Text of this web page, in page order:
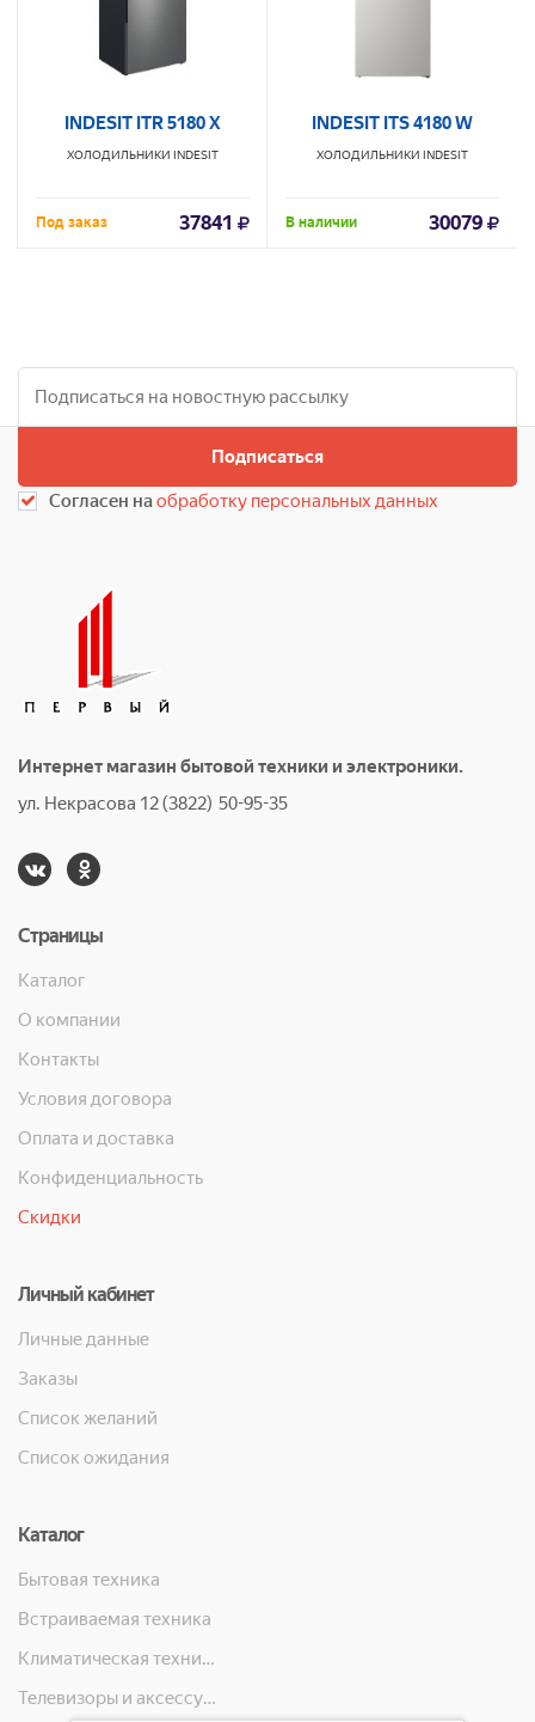
INDESIT ITR 5180 X
ХОЛОДИЛЬНИКИ INDESIT
Под заказ 37841
INDESIT ITS 4180 W
ХОЛОДИЛЬНИКИ INDESIT
В наличии 30079
Подписаться
Согласен наобработку персональных данных
Интернет магазин бытовой техники и электроники.
ул. Некрасова 12 (3822) 50-95-35
Страницы
Каталог
О компании
Контакты
Условия договора
Оплата и доставка
Конфиденциальность
Скидки
Личный кабинет
Личные данные
Заказы
Список желаний
Список ожидания
Каталог
Бытовая техника
Встраиваемая техника
Климатическая техника
Телевизоры и аксессуары